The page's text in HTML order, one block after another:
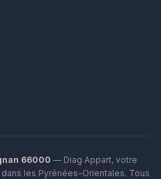
66000 — Diag Appart, votre
les Pyrénées-Orientales. Tous